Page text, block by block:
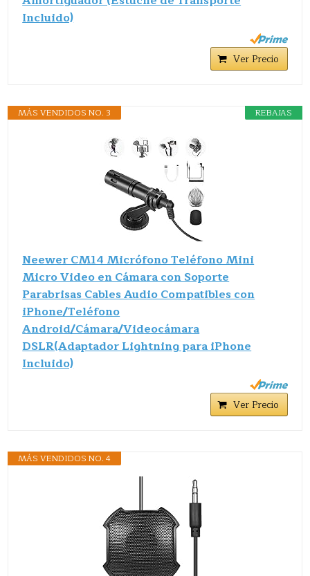
Incluido)
Ver Precio
REBAJAS
MÁS VENDIDOS NO. 3
Neewer CM14 Micrófono Teléfono Mini
Micro Video en Cámara con Soporte
Parabrisas Cables Audio Compatibles con
iPhone/Teléfono
Android/Cámara/Videocámara
DSLR(Adaptador Lightning para iPhone
Incluido)
Ver Precio
MÁS VENDIDOS NO. 4